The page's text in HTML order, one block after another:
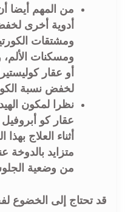
من المهم أيضا
أدوية أخرى
ومشتقات
ومسكنات الألم،
أو عقار
لخفض نسبة
نظرا لمكون
عقار كو أبروفيل
أثناء العلاج
متزايد بالدوخة
من وضعية
قد تحتاج إلى الخضوع